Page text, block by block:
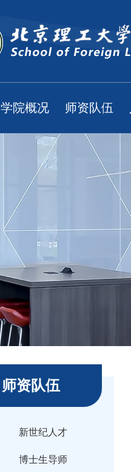
学院概况 师资队伍
师资队伍
新世纪人才
博士生导师